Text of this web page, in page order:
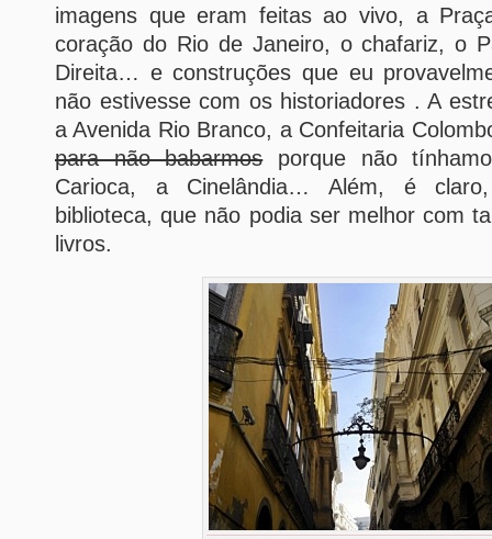
imagens que eram feitas ao vivo, a
coração do Rio de Janeiro, o chafariz, o
Direita… e construções que eu
não estivesse com os historiadores . A
a Avenida Rio Branco, a Confeitaria
para não babarmosporque não
Carioca, a Cinelândia… Além, é
biblioteca, que não podia ser melhor com
livros.